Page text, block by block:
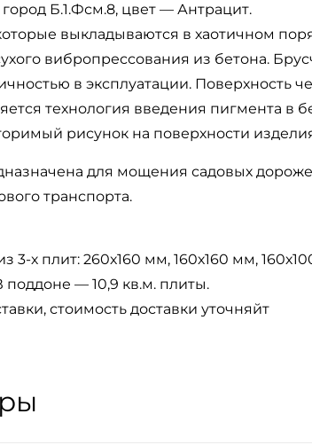
Б.1.Фсм.8, цвет — Антрацит.
выкладываются в хаотичном
вибропрессования из бетона.
в эксплуатации. Поверхность
технология введения пигмента в
рисунок на поверхности
для мощения садовых
транспорта.
3-х плит: 260х160 мм, 160х160 мм,
— 10,9 кв.м. плиты.
стоимость доставки уточняйт